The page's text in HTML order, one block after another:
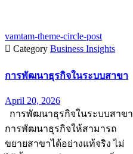
vamtam-theme-circle-post
 Category Business Insights
การพัฒนาธุรกิจในระบบสาขา
April 20, 2026
การพัฒนาธุรกิจในระบบสาขา
การพัฒนาธุรกิจให้สามารถ
ขยายสาขาได้อย่างแท้จริง ไม่